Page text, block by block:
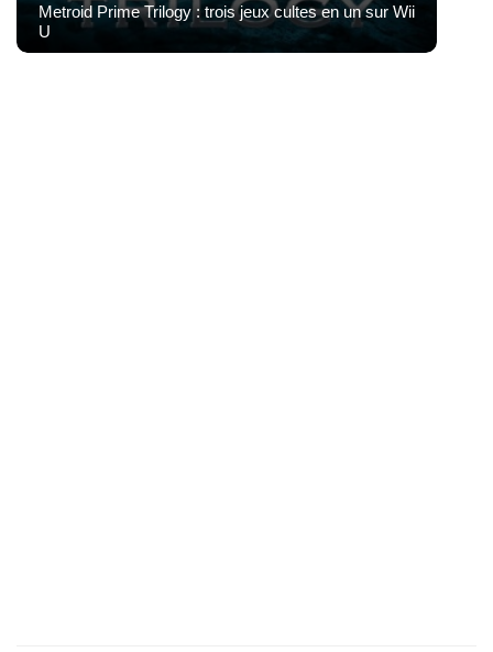
Metroid Prime Trilogy : trois jeux cultes en un sur Wii
U